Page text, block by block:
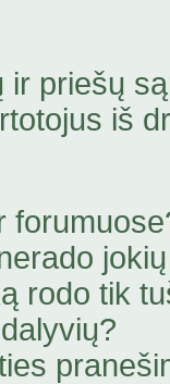
ir priešų
iš
rodo tik